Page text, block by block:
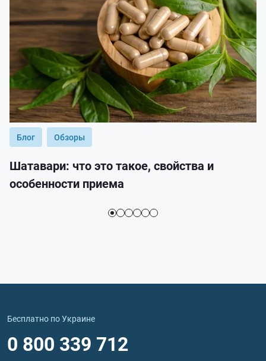
Блог Обзоры
Шатавари: что это такое, свойства и
особенности приема
Бесплатно по Украине
0 800 339 712